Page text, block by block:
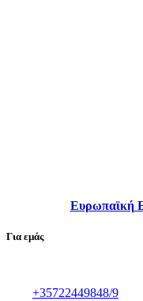
Ευρωπαϊκή
Για εμάς
+35722449848/9